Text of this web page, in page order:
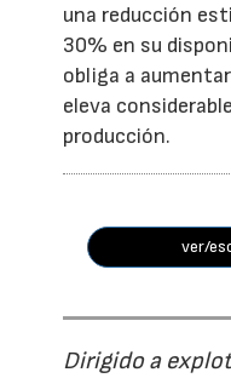
una reducción
30% en su
obliga a
eleva
producción.
ver/
Dirigido a